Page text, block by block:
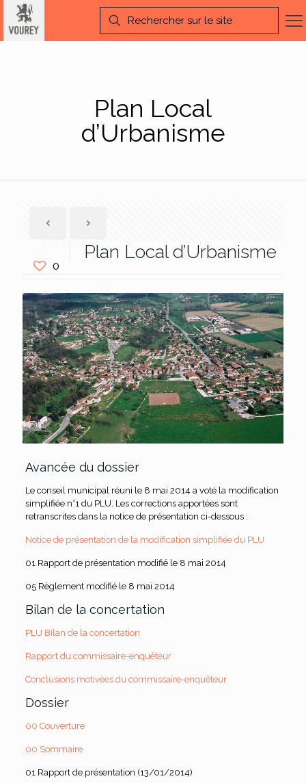
Plan Local
d’Urbanisme
0
Plan Local d’Urbanisme
Avancée du dossier
Le conseil municipal réuni le 8 mai 2014 a voté la modification
simplifiée n°1 du PLU. Les corrections apportées sont
retranscrites dans la notice de présentation ci-dessous :
Notice de présentation de la modification simplifiée du PLU
01 Rapport de présentation modifié le 8 mai 2014
05 Règlement modifié le 8 mai 2014
Bilan de la concertation
PLU Bilan de la concertation
Rapport du commissaire-enquêteur
Conclusions motivées du commissaire-enquêteur
Dossier
00 Couverture
00 Sommaire
01 Rapport de présentation (13/01/2014)